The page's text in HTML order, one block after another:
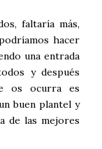
faltaría más,
hacer
una entrada
y después
os ocurra es
buen plantel y
de las mejores